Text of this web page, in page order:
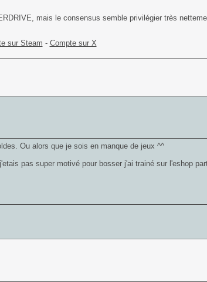
mais le consensus semble privilégier très
sur Steam - Compte sur X
Ou alors que je sois en manque de jeux ^^
pas super motivé pour bosser j'ai trainé sur l'eshop